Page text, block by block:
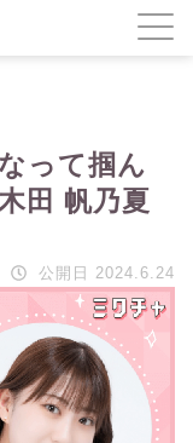
って掴ん
田 帆乃夏
公開日 2024.6.24